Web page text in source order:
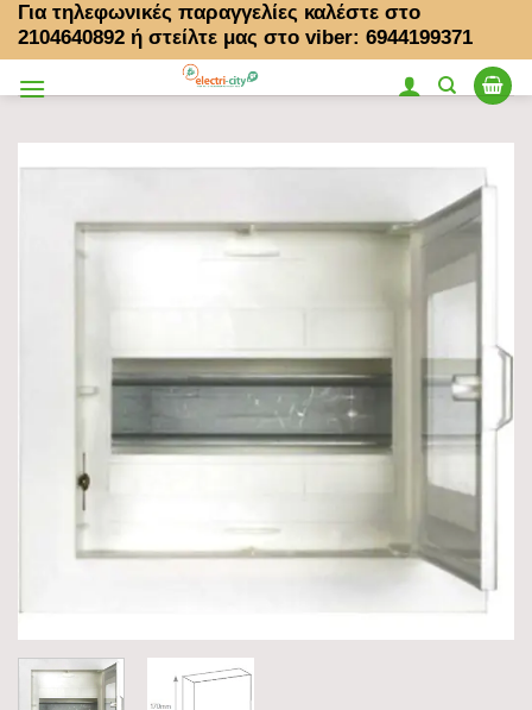
Μετάβαση
στο
Για τηλεφωνικές παραγγελίες καλέστε στο
2104640892 ή στείλτε μας στο viber: 6944199371